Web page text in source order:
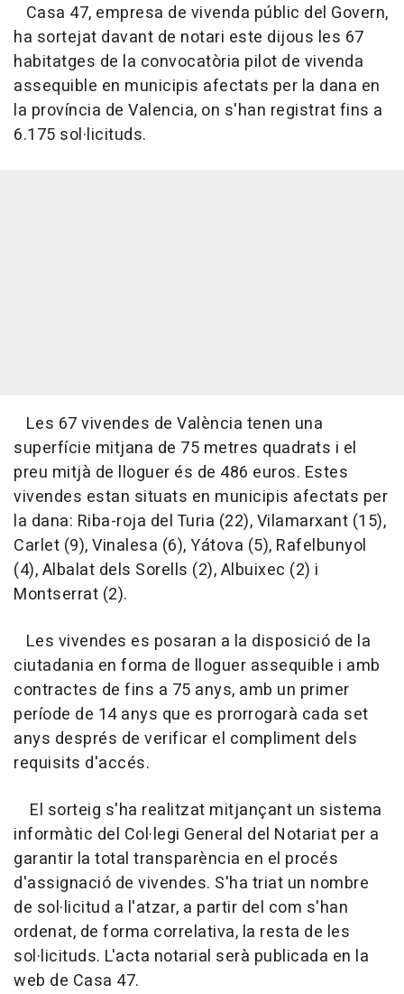
Casa 47, empresa de vivenda públic del Govern,
ha sortejat davant de notari este dijous les 67
habitatges de la convocatòria pilot de vivenda
assequible en municipis afectats per la dana en
la província de Valencia, on s'han registrat fins a
6.175 sol·licituds.
Les 67 vivendes de València tenen una
superfície mitjana de 75 metres quadrats i el
preu mitjà de lloguer és de 486 euros. Estes
vivendes estan situats en municipis afectats per
la dana: Riba-roja del Turia (22), Vilamarxant (15),
Carlet (9), Vinalesa (6), Yátova (5), Rafelbunyol
(4), Albalat dels Sorells (2), Albuixec (2) i
Montserrat (2).
Les vivendes es posaran a la disposició de la
ciutadania en forma de lloguer assequible i amb
contractes de fins a 75 anys, amb un primer
període de 14 anys que es prorrogarà cada set
anys després de verificar el compliment dels
requisits d'accés.
El sorteig s'ha realitzat mitjançant un sistema
informàtic del Col·legi General del Notariat per a
garantir la total transparència en el procés
d'assignació de vivendes. S'ha triat un nombre
de sol·licitud a l'atzar, a partir del com s'han
ordenat, de forma correlativa, la resta de les
sol·licituds. L'acta notarial serà publicada en la
web de Casa 47.